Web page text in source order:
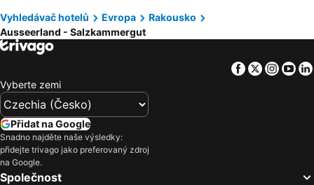
Hotely Rakousko
Hotely Polsko
Hotely Slovinsko
Hotely Korfu
Hotely Španělsko
Hotely Jihočeský kraj
Hotely Rhodos
Hotely Kypr
Vyhledávač hotelů Evropa
Rakousko
Ausseerland - Salzkammergut
Facebook
Twitter
Vyberte zemi
Přidat na Google
Snadno najděte naše výsledky:
přidejte trivago jako preferovaný zdroj
na Google.
Společnost